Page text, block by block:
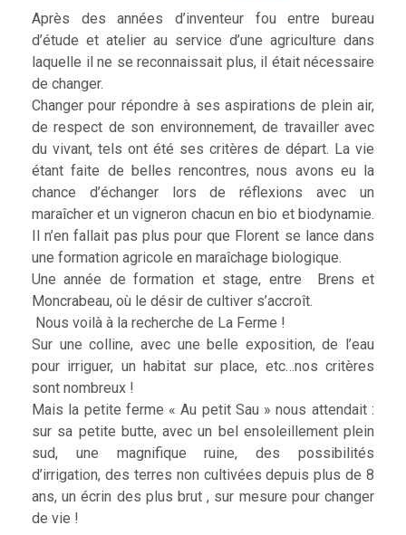
Après des années d’inventeur fou entre bureau
d’étude et atelier au service d’une agriculture dans
laquelle il ne se reconnaissait plus, il était nécessaire
de changer.
Changer pour répondre à ses aspirations de plein air,
de respect de son environnement, de travailler avec
du vivant, tels ont été ses critères de départ. La vie
étant faite de belles rencontres, nous avons eu la
chance d’échanger lors de réflexions avec un
maraîcher et un vigneron chacun en bio et biodynamie.
Il n’en fallait pas plus pour que Florent se lance dans
une formation agricole en maraîchage biologique.
Une année de formation et stage, entre Brens et
Moncrabeau, où le désir de cultiver s’accroît.
Nous voilà à la recherche de La Ferme !
Sur une colline, avec une belle exposition, de l’eau
pour irriguer, un habitat sur place, etc…nos critères
sont nombreux !
Mais la petite ferme « Au petit Sau » nous attendait :
sur sa petite butte, avec un bel ensoleillement plein
sud, une magnifique ruine, des possibilités
d’irrigation, des terres non cultivées depuis plus de 8
ans, un écrin des plus brut , sur mesure pour changer
de vie !